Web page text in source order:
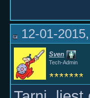
12-01-
Sven
Tech-Admin